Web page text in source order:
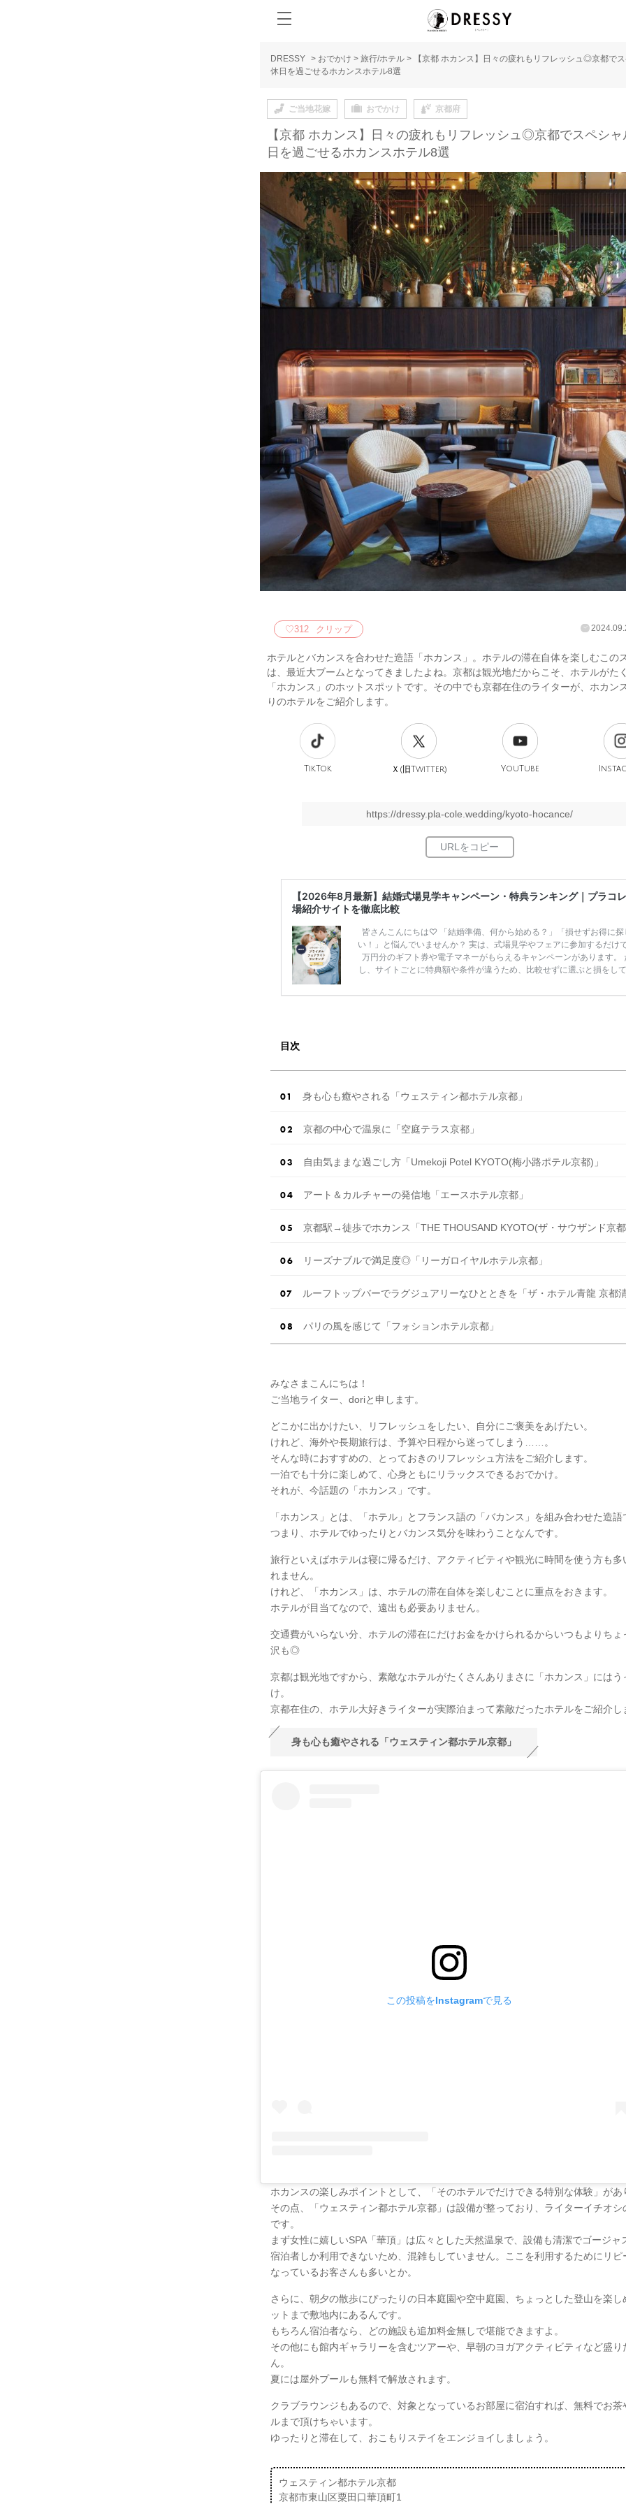
DRESSY > おでかけ > 旅行/ホテル >
【京都 ホカンス】日々の疲れもリフレッシュ◎京都で
休日を過ごせるホカンスホテル8選
ご当地花嫁 おでかけ 京都府
【京都 ホカンス】日々の疲れもリフレッシュ◎京都でスペシャ
日を過ごせるホカンスホテル8選
♡312 クリップ
ホテルとバカンスを合わせた造語「ホカンス」。ホテルの滞在自体を楽しむこの
は、最近大ブームとなってきましたよね。京都は観光地だからこそ、ホテルがた
「ホカンス」のホットスポットです。その中でも京都在住のライターが、ホカン
りのホテルをご紹介します。
TikTok Ｘ(旧Twitter) YouTube
https://dressy.pla-cole.wedding/kyoto-hocance/
【2026年8月最新】結婚式場見学キャンペーン・特典ランキング｜プラコ
場紹介サイトを徹底比較
皆さんこんにちは♡ 「結婚準備、何から始める？」「損せずお得に探
い！」と悩んでいませんか？ 実は、式場見学やフェアに参加するだけ
万円分のギフト券や電子マネーがもらえるキャンペーンがあります。
し、サイトごとに特典額や条件が違うため、比較せずに選ぶと損をし
ンペーン特典ランキングを公開！ 比較サイト：プラコレ、ゼクシィ、
目次
身も心も癒やされる「ウェスティン都ホテル京都」
京都の中心で温泉に「空庭テラス京都」
自由気ままな過ごし方「Umekoji Potel KYOTO(梅小路ポテル京都)」
アート＆カルチャーの発信地「エースホテル京都」
京都駅→徒歩でホカンス「THE THOUSAND KYOTO(ザ・サウザンド京都)
リーズナブルで満足度◎「リーガロイヤルホテル京都」
ルーフトップバーでラグジュアリーなひとときを「ザ・ホテル青龍 京都清
パリの風を感じて「フォションホテル京都」
みなさまこんにちは！
ご当地ライター、doriと申します。
どこかに出かけたい、リフレッシュをしたい、自分にご褒美をあげたい。
けれど、海外や長期旅行は、予算や日程から迷ってしまう……。
そんな時におすすめの、とっておきのリフレッシュ方法をご紹介します。
一泊でも十分に楽しめて、心身ともにリラックスできるおでかけ。
それが、今話題の「ホカンス」です。
「ホカンス」とは、「ホテル」とフランス語の「バカンス」を組み合わせた造語
つまり、ホテルでゆったりとバカンス気分を味わうことなんです。
旅行といえばホテルは寝に帰るだけ、アクティビティや観光に時間を使う方も多
れません。
けれど、「ホカンス」は、ホテルの滞在自体を楽しむことに重点をおきます。
ホテルが目当てなので、遠出も必要ありません。
交通費がいらない分、ホテルの滞在にだけお金をかけられるからいつもよりちょ
沢も◎
京都は観光地ですから、素敵なホテルがたくさんありまさに「ホカンス」にはう
け。
京都在住の、ホテル大好きライターが実際泊まって素敵だったホテルをご紹介し
身も心も癒やされる「ウェスティン都ホテル京都」
この投稿をInstagramで見る
ホカンスの楽しみポイントとして、「そのホテルでだけできる特別な体験」があ
その点、「ウェスティン都ホテル京都」は設備が整っており、ライターイチオシ
です。
まず女性に嬉しいSPA「華頂」は広々とした天然温泉で、設備も清潔でゴージャ
宿泊者しか利用できないため、混雑もしていません。ここを利用するためにリピ
なっているお客さんも多いとか。
さらに、朝夕の散歩にぴったりの日本庭園や空中庭園、ちょっとした登山を楽し
ットまで敷地内にあるんです。
もちろん宿泊者なら、どの施設も追加料金無しで堪能できますよ。
その他にも館内ギャラリーを含むツアーや、早朝のヨガアクティビティなど盛り
ん。
夏には屋外プールも無料で解放されます。
クラブラウンジもあるので、対象となっているお部屋に宿泊すれば、無料でお茶
ルまで頂けちゃいます。
ゆったりと滞在して、おこもりステイをエンジョイしましょう。
ウェスティン都ホテル京都
京都市東山区粟田口華頂町1